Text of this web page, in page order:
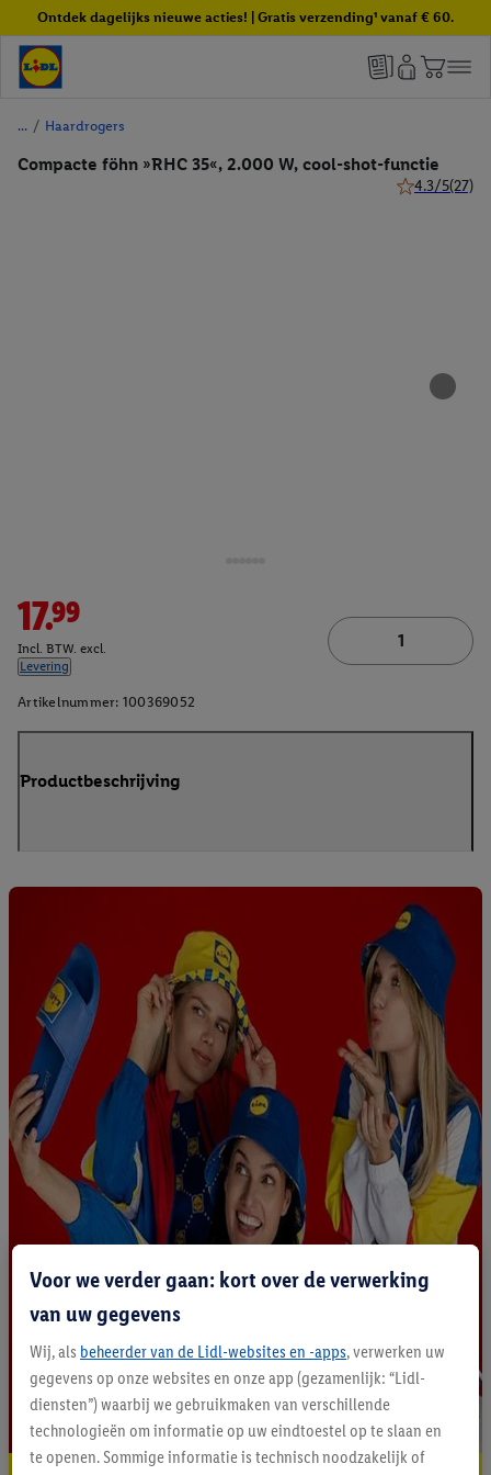
Ontdek dagelijks nieuwe acties! | Gratis verzending¹ vanaf € 60.
/ Haardrogers
Compacte föhn »RHC 35«, 2.000 W, cool-shot-functie
4.3/5(27)
17.99
Incl. BTW. excl.
Levering
Artikelnummer: 100369052
Productbeschrijving
Voor we verder gaan: kort over de verwerking
van uw gegevens
Wij, als beheerder van de Lidl-websites en -apps, verwerken uw
gegevens op onze websites en onze app (gezamenlijk: “Lidl-
diensten”) waarbij we gebruikmaken van verschillende
technologieën om informatie op uw eindtoestel op te slaan en
te openen. Sommige informatie is technisch noodzakelijk of